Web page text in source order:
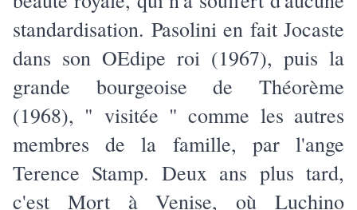
standardisation. Pasolini en fait Jocaste
dans son OEdipe roi (1967), puis la
grande bourgeoise de Théorème
(1968), " visitée " comme les autres
membres de la famille, par l'ange
Terence Stamp. Deux ans plus tard,
c'est Mort à Venise, où Luchino